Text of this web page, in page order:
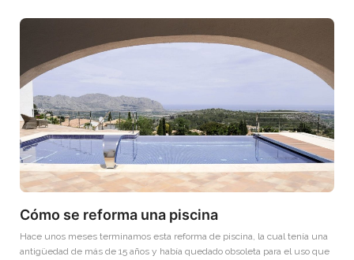
Cómo se reforma una piscina
Hace unos meses terminamos esta reforma de piscina, la cual tenía una
antigüedad de más de 15 años y había quedado obsoleta para el uso que